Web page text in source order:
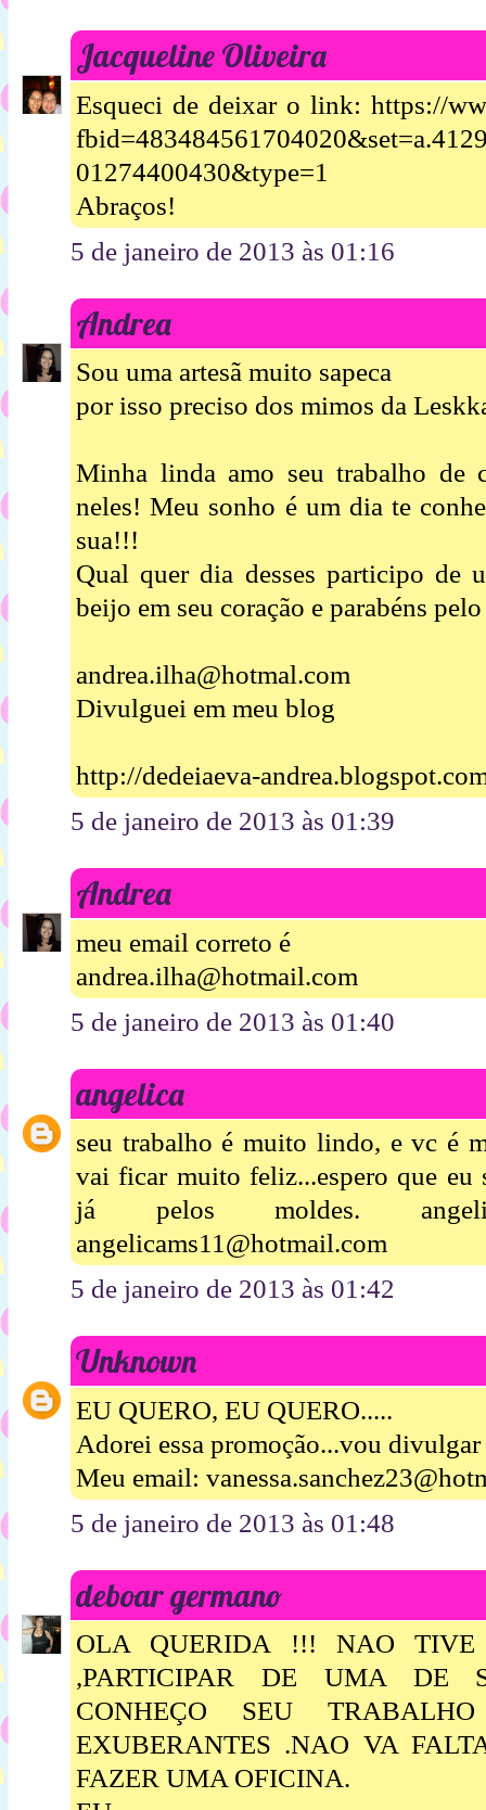
Jacqueline Oliveira
Esqueci de deixar o link: https://
01274400430&type=1
Abraços!
5 de janeiro de 2013 às 01:16
Andrea
Sou uma artesã muito sapeca
por isso preciso dos mimos da
Minha linda amo seu trabalho de
neles! Meu sonho é um dia te
sua!!!
Qual quer dia desses participo de
beijo em seu coração e parabéns
andrea.ilha@hotmal.com
Divulguei em meu blog
http://dedeiaeva-
5 de janeiro de 2013 às 01:39
Andrea
meu email correto é
andrea.ilha@hotmail.com
5 de janeiro de 2013 às 01:40
angelica
seu trabalho é muito lindo, e vc é
vai ficar muito feliz...espero que eu
já pelos moldes.
angelicams11@hotmail.com
5 de janeiro de 2013 às 01:42
Unknown
EU QUERO, EU QUERO.....
Adorei essa promoção...vou
Meu email:
5 de janeiro de 2013 às 01:48
deboar germano
OLA QUERIDA !!! NAO TIVE
,PARTICIPAR DE UMA DE
CONHEÇO SEU
EXUBERANTES .NAO VA
FAZER UMA OFICINA.